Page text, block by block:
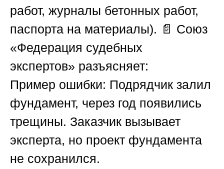
работ, журналы бетонных работ,
паспорта на материалы). 📄 Союз
«Федерация судебных
экспертов» разъясняет:
Пример ошибки: Подрядчик залил
фундамент, через год появились
трещины. Заказчик вызывает
эксперта, но проект фундамента
не сохранился.